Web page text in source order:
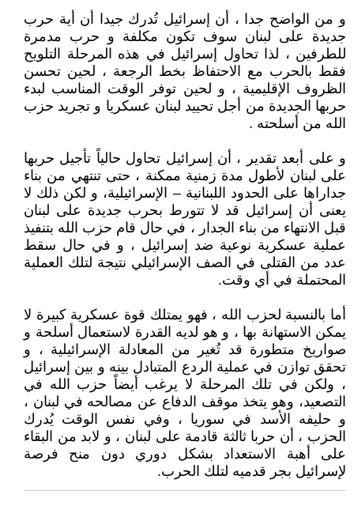
و من الواضح جدا ، أن إسرائيل تُدرك جيدا أن أية حرب
جديدة على لبنان سوف تكون مكلفة و حرب مدمرة
للطرفين ، لذا تحاول إسرائيل في هذه المرحلة التلويح
فقط بالحرب مع الاحتفاظ بخط الرجعة ، لحين تحسن
الظروف الإقليمية ، و لحين توفر الوقت المناسب لبدء
حربها الجديدة من أجل تحييد لبنان عسكريا و تجريد حزب
الله من أسلحته .
و على أبعد تقدير ، أن إسرائيل تحاول حالياً تأجيل حربها
على لبنان لأطول مدة زمنية ممكنة ، حتى تنتهي من بناء
جداراها على الحدود اللبنانية – الإسرائيلية، و لكن ذلك لا
يعنى أن إسرائيل قد لا تتورط بحرب جديدة على لبنان
قبل الانتهاء من بناء الجدار ، في حال قام حزب الله بتنفيذ
عملية عسكرية نوعية ضد إسرائيل ، و في حال سقط
عدد من القتلى في الصف الإسرائيلي نتيجة لتلك العملية
المحتملة في أي وقت.
أما بالنسبة لحزب الله ، فهو يمتلك قوة عسكرية كبيرة لا
يمكن الاستهانة بها ، و هو لديه القدرة لاستعمال أسلحة و
صواريخ متطورة قد تُغير من المعادلة الإسرائيلية ، و
تحقق توازن في عملية الردع المتبادل بينه و بين إسرائيل
، ولكن في تلك المرحلة لا يرغب أيضاً حزب الله في
التصعيد، وهو يتخذ موقف الدفاع عن مصالحه في لبنان ،
و حليفه الأسد في سوريا ، وفي نفس الوقت يُدرك
الحزب ، أن حربا ثالثة قادمة على لبنان ، و لابد من البقاء
على أهبة الاستعداد بشكل دوري دون منح فرصة
لإسرائيل بجر قدميه لتلك الحرب.